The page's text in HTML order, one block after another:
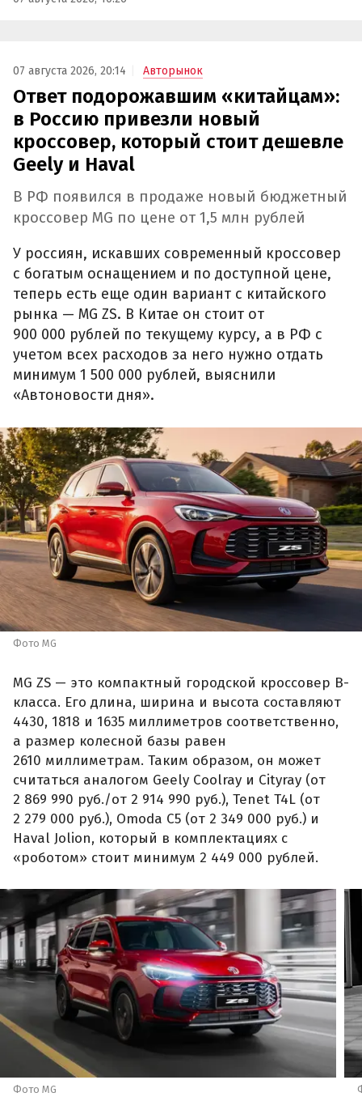
07 августа 2026, 20:14 Авторынок
Ответ подорожавшим «китайцам»:
в Россию привезли новый
кроссовер, который стоит дешевле
Geely и Haval
В РФ появился в продаже новый бюджетный
кроссовер MG по цене от 1,5 млн рублей
У россиян, искавших современный кроссовер
с богатым оснащением и по доступной цене,
теперь есть еще один вариант с китайского
рынка — MG ZS. В Китае он стоит от
900 000 рублей по текущему курсу, а в РФ с
учетом всех расходов за него нужно отдать
минимум 1 500 000 рублей, выяснили
«Автоновости дня».
Фото MG
MG ZS — это компактный городской кроссовер B-
класса. Его длина, ширина и высота составляют
4430, 1818 и 1635 миллиметров соответственно,
а размер колесной базы равен
2610 миллиметрам. Таким образом, он может
считаться аналогом Geely Coolray и Cityray (от
2 869 990 руб./от 2 914 990 руб.), Tenet T4L (от
2 279 000 руб.), Omoda C5 (от 2 349 000 руб.) и
Haval Jolion, который в комплектациях с
«роботом» стоит минимум 2 449 000 рублей.
Фото MG